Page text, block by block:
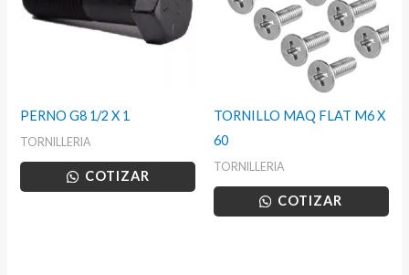
PERNO G8 1/2 X 1
TORNILLERIA
COTIZAR
TORNILLO MAQ FLAT M6 X
60
TORNILLERIA
COTIZAR